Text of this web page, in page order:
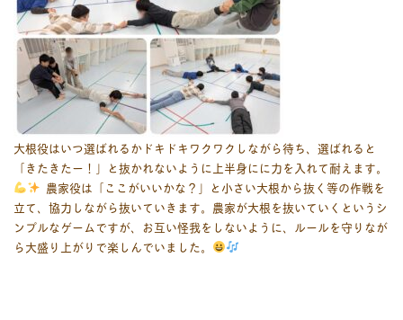
大根役はいつ選ばれるかドキドキワクワクしながら待ち、選ばれると
「きたきたー！」と抜かれないように上半身にに力を入れて耐えます。
農家役は「ここがいいかな？」と小さい大根から抜く等の作戦を
立て、協力しながら抜いていきます。農家が大根を抜いていくというシ
ンプルなゲームですが、お互い怪我をしないように、ルールを守りなが
ら大盛り上がりで楽しんでいました。